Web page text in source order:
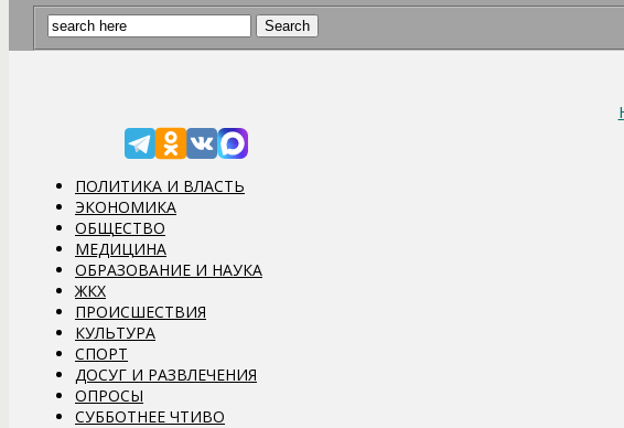
ПОЛИТИКА И ВЛАСТЬ
ЭКОНОМИКА
ОБЩЕСТВО
МЕДИЦИНА
ОБРАЗОВАНИЕ И НАУКА
ЖКХ
ПРОИСШЕСТВИЯ
КУЛЬТУРА
СПОРТ
ДОСУГ И РАЗВЛЕЧЕНИЯ
ОПРОСЫ
СУББОТНЕЕ ЧТИВО